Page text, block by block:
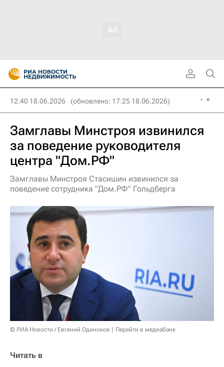
12:40 18.06.2026 (обновлено: 17:25 18.06.2026)
Замглавы Минстроя извинился
за поведение руководителя
центра "Дом.РФ"
Замглавы Минстроя Стасишин извинился за
поведение сотрудника "Дом.РФ" Гольдберга
© РИА Новости / Евгений Одиноков Перейти в медиабанк
Читать в